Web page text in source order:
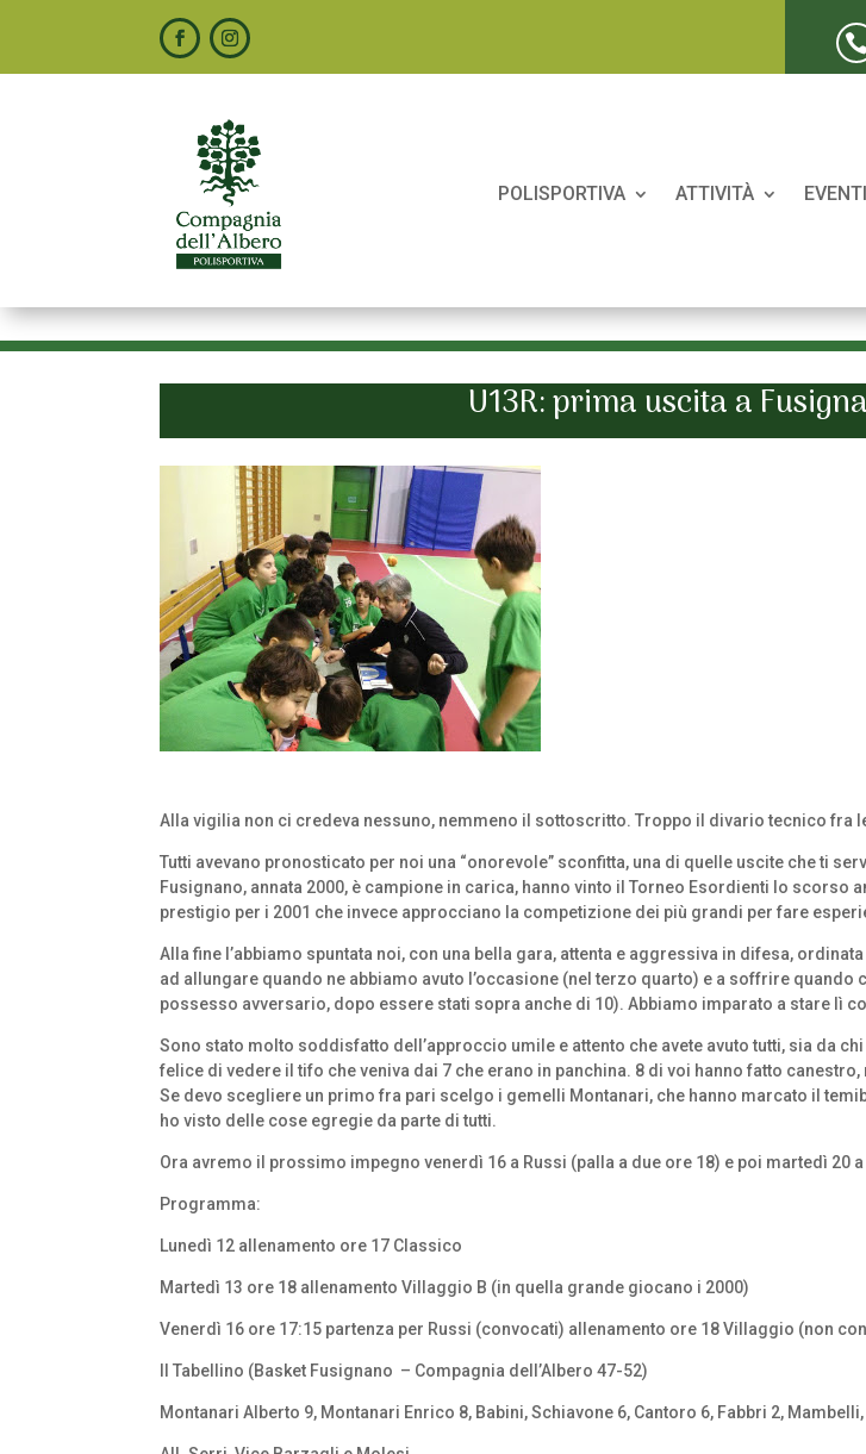

POLISPORTIVA ATTIVITÀ EVENTI
U13R: prima uscita a
Alla vigilia non ci credeva nessuno, nemmeno il sottoscritto. Troppo il divario tecnico fra
Tutti avevano pronosticato per noi una “onorevole” sconfitta, una di quelle uscite che ti
Fusignano, annata 2000, è campione in carica, hanno vinto il Torneo Esordienti lo
prestigio per i 2001 che invece approcciano la competizione dei più grandi per fare
Alla fine l’abbiamo spuntata noi, con una bella gara, attenta e aggressiva in difesa,
ad allungare quando ne abbiamo avuto l’occasione (nel terzo quarto) e a soffrire
possesso avversario, dopo essere stati sopra anche di 10). Abbiamo imparato a stare lì
Sono stato molto soddisfatto dell’approccio umile e attento che avete avuto tutti, sia da
felice di vedere il tifo che veniva dai 7 che erano in panchina. 8 di voi hanno fatto
Se devo scegliere un primo fra pari scelgo i gemelli Montanari, che hanno marcato il
ho visto delle cose egregie da parte di tutti.
Ora avremo il prossimo impegno venerdì 16 a Russi (palla a due ore 18) e poi martedì 20
Programma:
Lunedì 12 allenamento ore 17 Classico
Martedì 13 ore 18 allenamento Villaggio B (in quella grande giocano i 2000)
Venerdì 16 ore 17:15 partenza per Russi (convocati) allenamento ore 18 Villaggio (non
Il Tabellino (Basket Fusignano – Compagnia dell’Albero 47-52)
Montanari Alberto 9, Montanari Enrico 8, Babini, Schiavone 6, Cantoro 6, Fabbri 2,